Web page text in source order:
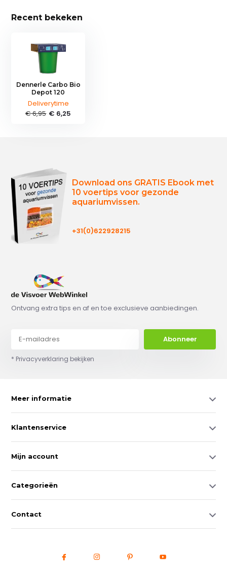
Recent bekeken
Dennerle Carbo Bio
Depot 120
Deliverytime
€ 6,95 € 6,25
Download ons GRATIS Ebook met
10 voertips voor gezonde
aquariumvissen.
+31(0)622928215
Ontvang extra tips en af en toe exclusieve aanbiedingen.
Abonneer
* Privacyverklaring bekijken
Meer informatie
Klantenservice
Mijn account
Categorieën
Contact